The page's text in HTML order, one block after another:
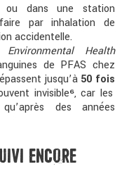
dans une station
par inhalation de
accidentelle.
Environmental Health
de PFAS chez
jusqu’à 50 fois
invisible⁶, car les
des années
ENCORE